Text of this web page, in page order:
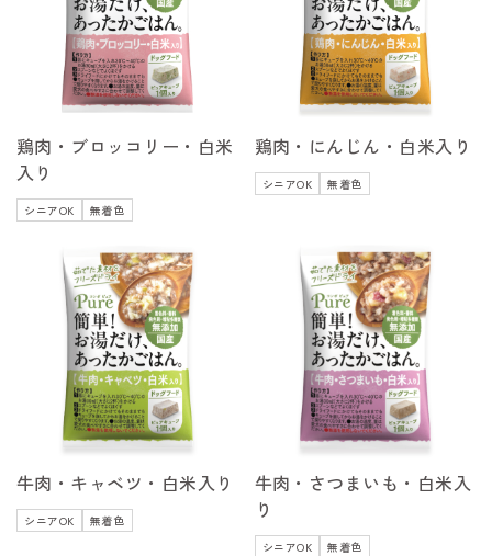
鶏肉・ブロッコリー・白米
入り
シニアOK 無着色
鶏肉・にんじん・白米入り
シニアOK 無着色
牛肉・キャベツ・白米入り
シニアOK 無着色
牛肉・さつまいも・白米入
り
シニアOK 無着色